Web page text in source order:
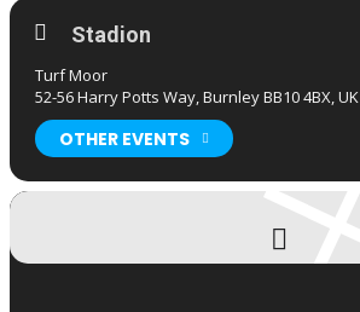
Stadion
Turf Moor
52-56 Harry Potts Way, Burnley BB10 4BX, UK
OTHER EVENTS